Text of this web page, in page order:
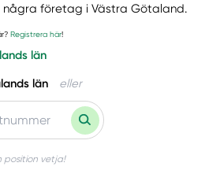
några företag i Västra Götaland.
Registrera här!
län
län eller
position vetja!